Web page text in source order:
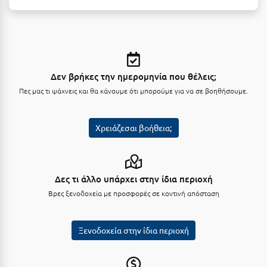
Μπαλί Κρήτης
Μπούκα Μεσσηνίας
Δεν βρήκες την ημερομηνία που θέλεις;
Πες μας τι ψάχνεις και θα κάνουμε ότι μπορούμε για να σε βοηθήσουμε.
Χρειάζεσαι βοήθεια;
Δες τι άλλο υπάρχει στην ίδια περιοχή
Βρες ξενοδοχεία με προσφορές σε κοντινή απόσταση
Ξενοδοχεία στην ίδια περιοχή